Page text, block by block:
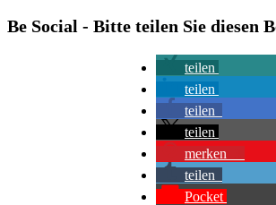
Be Social - Bitte teilen Sie diesen
teilen
teilen
teilen
teilen
merken
teilen
Pocket